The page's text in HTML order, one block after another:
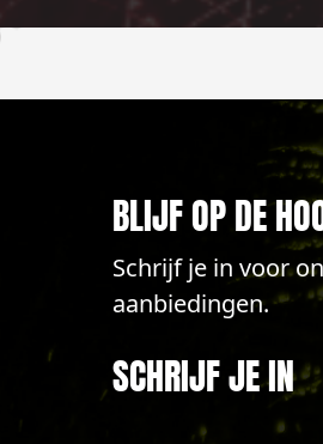
BLIJF OP DE
Schrijf je in voor
aanbiedingen.
SCHRIJF JE IN